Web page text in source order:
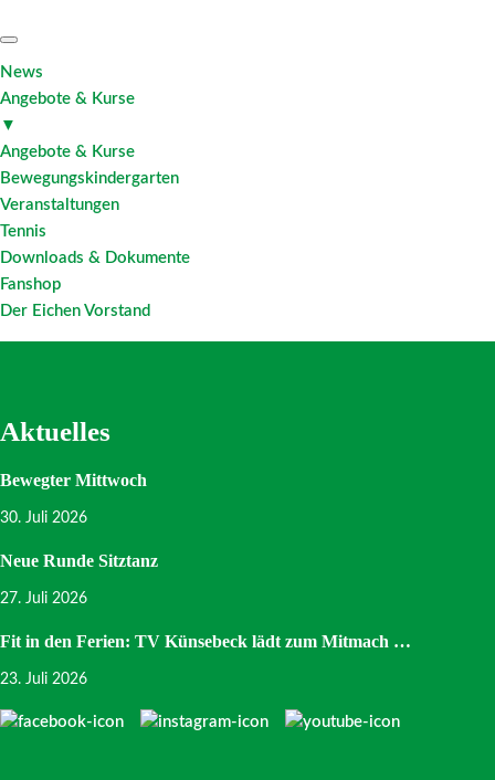
News
Angebote & Kurse
▼
Angebote & Kurse
Bewegungskindergarten
Veranstaltungen
Tennis
Downloads & Dokumente
Fanshop
Der Eichen Vorstand
Aktuelles
Bewegter Mittwoch
30. Juli 2026
Neue Runde Sitztanz
27. Juli 2026
Fit in den Ferien: TV Künsebeck lädt zum Mitmach …
23. Juli 2026